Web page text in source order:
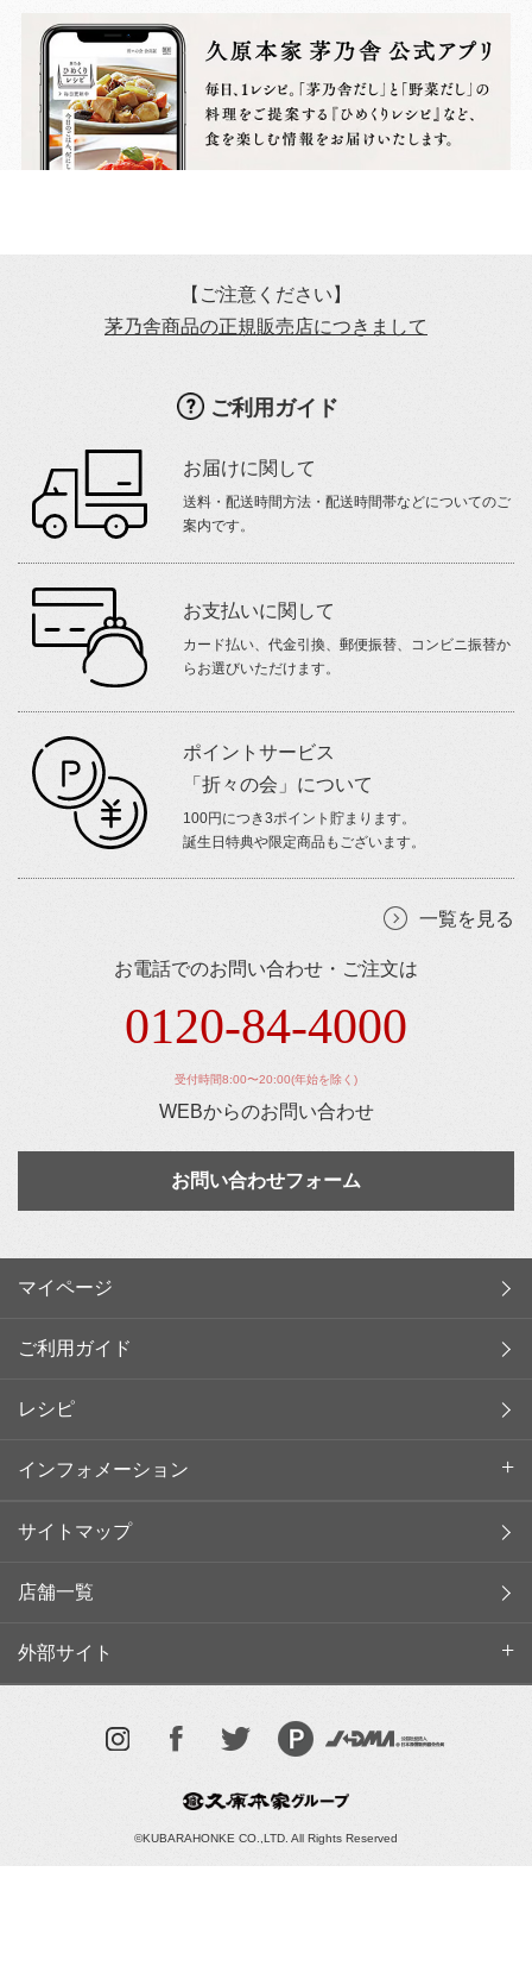
【ご注意ください】
茅乃舎商品の正規販売店につきまして
ご利用ガイド
お届けに関して
送料・配送時間方法・配送時間帯などについてのご
案内です。
お支払いに関して
カード払い、代金引換、郵便振替、コンビニ振替か
らお選びいただけます。
ポイントサービス
「折々の会」について
100円につき3ポイント貯まります。
誕生日特典や限定商品もございます。
一覧を見る
お電話でのお問い合わせ・ご注文は
0120-84-4000
受付時間8:00〜20:00(年始を除く)
WEBからのお問い合わせ
お問い合わせフォーム
マイページ
ご利用ガイド
レシピ
インフォメーション
サイトマップ
店舗一覧
外部サイト
©KUBARAHONKE CO.,LTD. All Rights Reserved